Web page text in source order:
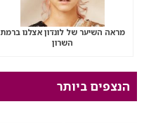
מראה השיער של לונדון אצלנו ברמת
השרון
הנצפים ביותר